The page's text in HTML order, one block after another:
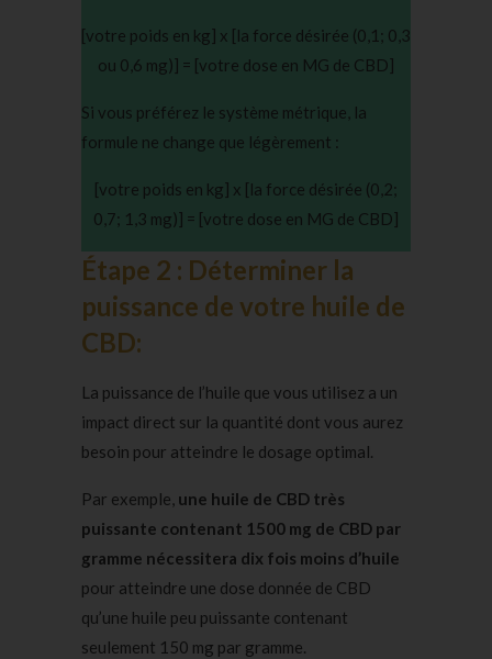
[votre poids en kg] x [la force désirée (0,1; 0,3
ou 0,6 mg)] = [votre dose en MG de CBD]
Si vous préférez le système métrique, la
formule ne change que légèrement :
[votre poids en kg] x [la force désirée (0,2;
0,7; 1,3 mg)] = [votre dose en MG de CBD]
Étape 2 : Déterminer la
puissance de votre huile de
CBD:
La puissance de l’huile que vous utilisez a un
impact direct sur la quantité dont vous aurez
besoin pour atteindre le dosage optimal.
Par exemple, une huile de CBD très
puissante contenant 1500 mg de CBD par
gramme nécessitera dix fois moins d’huile
pour atteindre une dose donnée de CBD
qu’une huile peu puissante contenant
seulement 150 mg par gramme.